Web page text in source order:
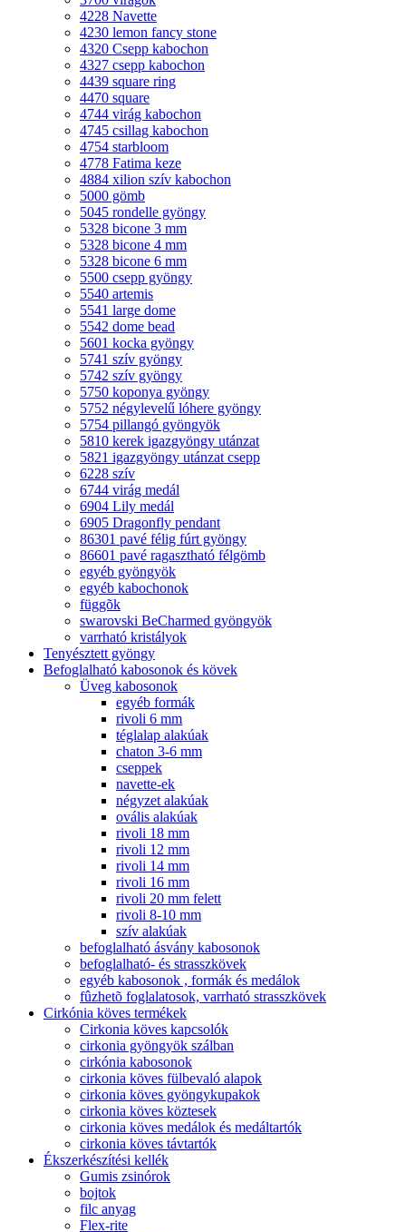
4228 Navette
4230 lemon fancy stone
4320 Csepp kabochon
4327 csepp kabochon
4439 square ring
4470 square
4744 virág kabochon
4745 csillag kabochon
4754 starbloom
4778 Fatima keze
4884 xilion szív kabochon
5000 gömb
5045 rondelle gyöngy
5328 bicone 3 mm
5328 bicone 4 mm
5328 bicone 6 mm
5500 csepp gyöngy
5540 artemis
5541 large dome
5542 dome bead
5601 kocka gyöngy
5741 szív gyöngy
5742 szív gyöngy
5750 koponya gyöngy
5752 négylevelű lóhere gyöngy
5754 pillangó gyöngyök
5810 kerek igazgyöngy utánzat
5821 igazgyöngy utánzat csepp
6228 szív
6744 virág medál
6904 Lily medál
6905 Dragonfly pendant
86301 pavé félig fúrt gyöngy
86601 pavé ragasztható félgömb
egyéb gyöngyök
egyéb kabochonok
függõk
swarovski BeCharmed gyöngyök
varrható kristályok
Tenyésztett gyöngy
Befoglalható kabosonok és kövek
Üveg kabosonok
egyéb formák
rivoli 6 mm
téglalap alakúak
chaton 3-6 mm
cseppek
navette-ek
négyzet alakúak
ovális alakúak
rivoli 18 mm
rivoli 12 mm
rivoli 14 mm
rivoli 16 mm
rivoli 20 mm felett
rivoli 8-10 mm
szív alakúak
befoglalható ásvány kabosonok
befoglalható- és strasszkövek
egyéb kabosonok , formák és medálok
fûzhetõ foglalatosok, varrható strasszkövek
Cirkónia köves termékek
Cirkonia köves kapcsolók
cirkonia gyöngyök szálban
cirkónia kabosonok
cirkonia köves fülbevaló alapok
cirkonia köves gyöngykupakok
cirkonia köves köztesek
cirkonia köves medálok és medáltartók
cirkonia köves távtartók
Ékszerkészítési kellék
Gumis zsinórok
bojtok
filc anyag
Flex-rite